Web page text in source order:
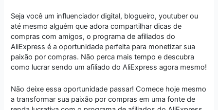
Seja você um influenciador digital, blogueiro, youtuber ou
até mesmo alguém que adora compartilhar dicas de
compras com amigos, o programa de afiliados do
AliExpress é a oportunidade perfeita para monetizar sua
paixão por compras. Não perca mais tempo e descubra
como lucrar sendo um afiliado do AliExpress agora mesmo!
Não deixe essa oportunidade passar! Comece hoje mesmo
a transformar sua paixão por compras em uma fonte de